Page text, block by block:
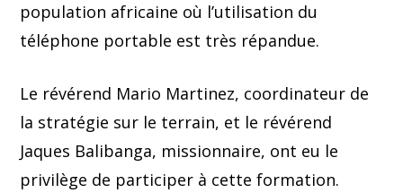
population africaine où l’utilisation du
téléphone portable est très répandue.
Le révérend Mario Martinez, coordinateur de
la stratégie sur le terrain, et le révérend
Jaques Balibanga, missionnaire, ont eu le
privilège de participer à cette formation.